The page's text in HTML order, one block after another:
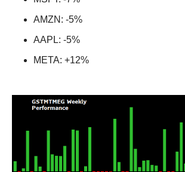
AMZN: -5%
AAPL: -5%
META: +12%